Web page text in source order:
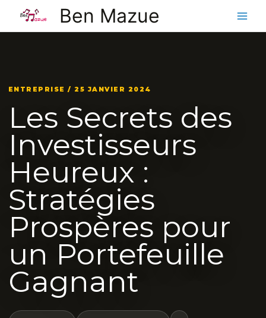
contenu
Ben Mazue
ENTREPRISE / 25 JANVIER 2024
Les Secrets des
Investisseurs
Heureux :
Stratégies
Prospères pour
un Portefeuille
Gagnant